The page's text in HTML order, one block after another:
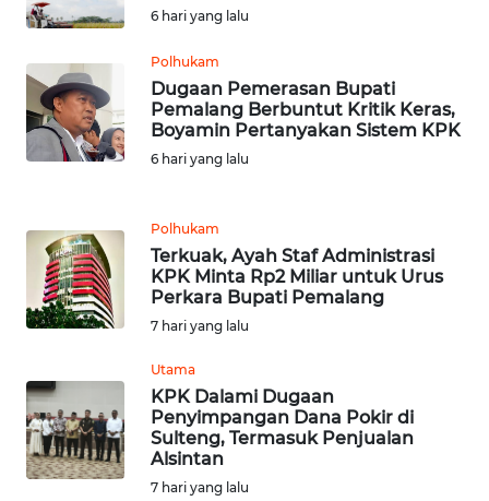
6 hari yang lalu
Polhukam
Dugaan Pemerasan Bupati
Pemalang Berbuntut Kritik Keras,
Boyamin Pertanyakan Sistem KPK
6 hari yang lalu
Polhukam
Terkuak, Ayah Staf Administrasi
KPK Minta Rp2 Miliar untuk Urus
Perkara Bupati Pemalang
7 hari yang lalu
Utama
KPK Dalami Dugaan
Penyimpangan Dana Pokir di
Sulteng, Termasuk Penjualan
Alsintan
7 hari yang lalu
SERAMBI
WN
JAMBI
WN
NTB
SULTENG
WN
SULBAR